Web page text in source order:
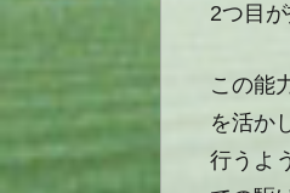
2つ目
この能
を活か
行うよ